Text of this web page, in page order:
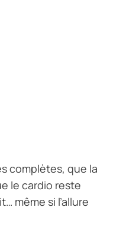
complètes, que la
le cardio reste
même si l’allure